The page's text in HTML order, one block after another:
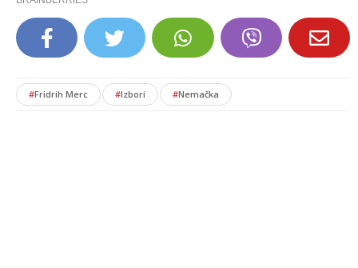
#Fridrih Merc #Izbori #Nemačka